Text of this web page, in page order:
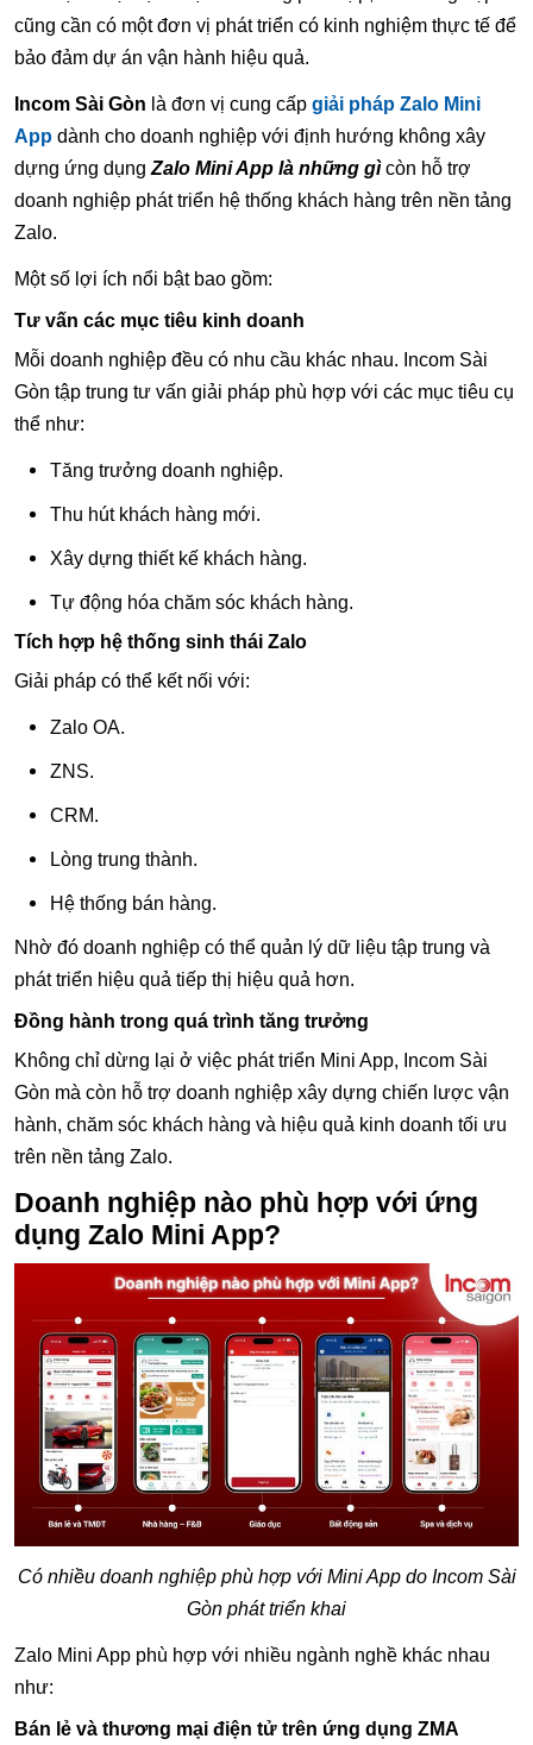
cũng cần có một đơn vị phát triển có kinh nghiệm thực tế để
bảo đảm dự án vận hành hiệu quả.
Incom Sài Gòn là đơn vị cung cấp giải pháp Zalo Mini
App dành cho doanh nghiệp với định hướng không xây
dựng ứng dụng Zalo Mini App là những gìcòn hỗ trợ
doanh nghiệp phát triển hệ thống khách hàng trên nền tảng
Zalo.
Một số lợi ích nổi bật bao gồm:
Tư vấn các mục tiêu kinh doanh
Mỗi doanh nghiệp đều có nhu cầu khác nhau. Incom Sài
Gòn tập trung tư vấn giải pháp phù hợp với các mục tiêu cụ
thể như:
Tăng trưởng doanh nghiệp.
Thu hút khách hàng mới.
Xây dựng thiết kế khách hàng.
Tự động hóa chăm sóc khách hàng.
Tích hợp hệ thống sinh thái Zalo
Giải pháp có thể kết nối với:
Zalo OA.
ZNS.
CRM.
Lòng trung thành.
Hệ thống bán hàng.
Nhờ đó doanh nghiệp có thể quản lý dữ liệu tập trung và
phát triển hiệu quả tiếp thị hiệu quả hơn.
Đồng hành trong quá trình tăng trưởng
Không chỉ dừng lại ở việc phát triển Mini App, Incom Sài
Gòn mà còn hỗ trợ doanh nghiệp xây dựng chiến lược vận
hành, chăm sóc khách hàng và hiệu quả kinh doanh tối ưu
trên nền tảng Zalo.
Doanh nghiệp nào phù hợp với ứng
dụng Zalo Mini App?
Có nhiều doanh nghiệp phù hợp với Mini App do Incom Sài
Gòn phát triển khai
Zalo Mini App phù hợp với nhiều ngành nghề khác nhau
như:
Bán lẻ và thương mại điện tử trên ứng dụng ZMA